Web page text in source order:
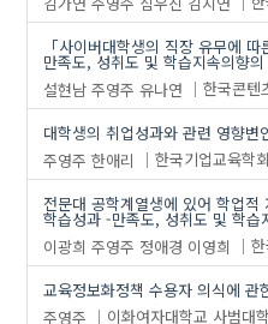
「사이버대학생의 직장 유무에
만족도, 성취도 및 학습지속의향
설현남 주영주 유나연 한국콘텐
대학생의 취업성과와 관련 영향변
주영주 한애리 한국기업교육학회
전문대 공학계열생에 있어 학업적
학습성과 -만족도, 성취도 및 학습
이광희 주영주 정애경 이영희
교육정보화정책 수용자 의식에 관
주영주
이화여자대학교 사범대